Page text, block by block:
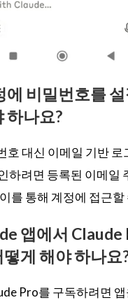
에 비밀번호를
하나요?
호 대신 이메일 기반 로
하려면 등록된 이메일
를 통해 계정에 접근할
앱에서
게 해야 하나요
Pro를 구독하려면